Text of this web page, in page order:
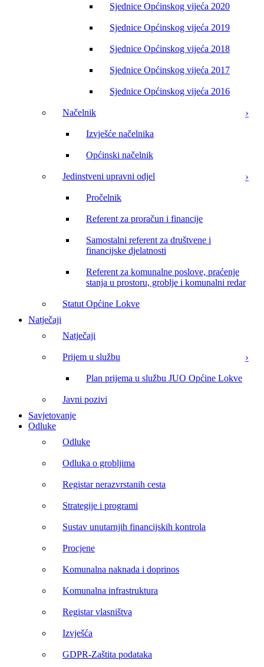
Sjednice Općinskog vijeća 2020
Sjednice Općinskog vijeća 2019
Sjednice Općinskog vijeća 2018
Sjednice Općinskog vijeća 2017
Sjednice Općinskog vijeća 2016
Načelnik
Izvješće načelnika
Općinski načelnik
Jedinstveni upravni odjel
Pročelnik
Referent za proračun i financije
Samostalni referent za društvene i
financijske djelatnosti
Referent za komunalne poslove, praćenje
stanja u prostoru, groblje i komunalni redar
Statut Općine Lokve
Natječaji
Natječaji
Prijem u službu
Plan prijema u službu JUO Općine Lokve
Javni pozivi
Savjetovanje
Odluke
Odluke
Odluka o grobljima
Registar nerazvrstanih cesta
Strategije i programi
Sustav unutarnjih financijskih kontrola
Procjene
Komunalna naknada i doprinos
Komunalna infrastruktura
Registar vlasništva
Izvješća
GDPR-Zaštita podataka